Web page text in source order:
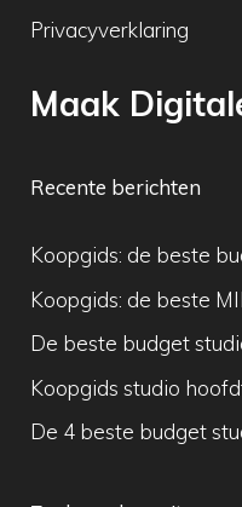
Privacyverklaring
Maak
Recente berichten
Koopgids: de beste
Koopgids: de beste
De beste budget
Koopgids studio
De 4 beste budget